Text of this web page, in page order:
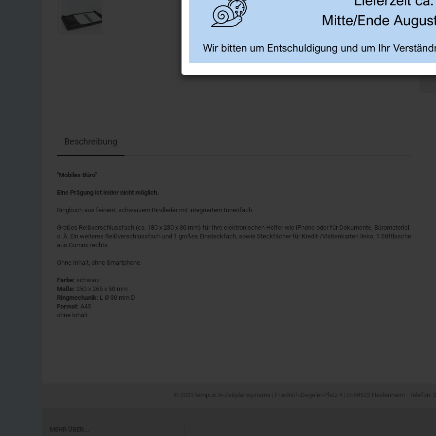
Beschreibung
"Mobiles Büro"
Eine Prägung ist leider nicht möglich.
Ringbuch aus feinem, schwarzem Rindleder mit integriertem Innenfach.
Großes Reißverschlussfach (ca. 180 x 230 x 30 mm) für Ihre elektronischen Helfer wie iPhone oder für Dokumente, Büromaterial
o. Ä. Ein weiteres Reißverschlussfach und 1 großes Einsteckfach, sowie Steckfächer für Kredit-/Visitenkarten links; 1 Stiftlasche
aus Gummi rechts.
Ohne Inhalt, ohne Smartphone.
Farbe: schwarz
Maße: 250 x 265 x 50 mm
Ringmechanik: L Ø 30 mm D
Format: A45
ohne Inhalt
© 2023 tempus.®-Zeitplansysteme | Friedrich-Degeler-Platz 4 | D-89522 Heidenheim | Telefon: